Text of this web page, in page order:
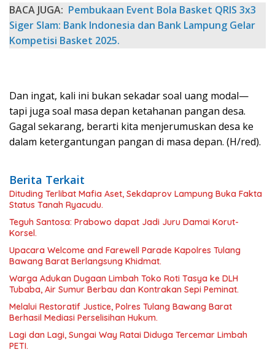
BACA JUGA: Pembukaan Event Bola Basket QRIS 3x3
Siger Slam: Bank Indonesia dan Bank Lampung Gelar
Kompetisi Basket 2025.
Dan ingat, kali ini bukan sekadar soal uang modal—
tapi juga soal masa depan ketahanan pangan desa.
Gagal sekarang, berarti kita menjerumuskan desa ke
dalam ketergantungan pangan di masa depan. (H/red).
Berita Terkait
Dituding Terlibat Mafia Aset, Sekdaprov Lampung Buka Fakta
Status Tanah Ryacudu.
Teguh Santosa: Prabowo dapat Jadi Juru Damai Korut-
Korsel.
Upacara Welcome and Farewell Parade Kapolres Tulang
Bawang Barat Berlangsung Khidmat.
Warga Adukan Dugaan Limbah Toko Roti Tasya ke DLH
Tubaba, Air Sumur Berbau dan Kontrakan Sepi Peminat.
Melalui Restoratif Justice, Polres Tulang Bawang Barat
Berhasil Mediasi Perselisihan Hukum.
Lagi dan Lagi, Sungai Way Ratai Diduga Tercemar Limbah
PETI.